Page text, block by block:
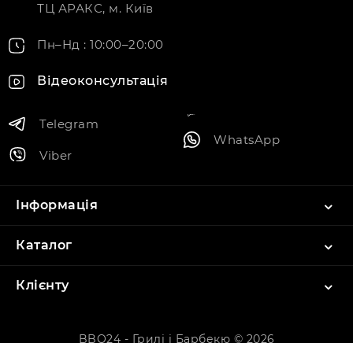
ТЦ АРАКС, м. Київ
Пн–Нд : 10:00–20:00
Відеоконсультація
Telegram
Viber
WhatsApp
Інформація
Каталог
Клієнту
BBQ24 - Грилі і Барбекю © 2026